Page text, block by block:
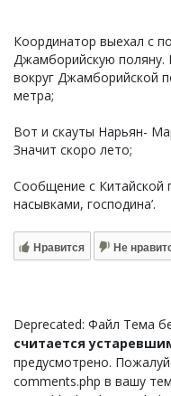
Координатор выехал с
Джамборийскую поляну.
вокруг Джамборийской
метра;
Вот и скауты Нарьян-
Значит скоро лето;
Сообщение с Китайской
насывками, господина’.
Нравится Не
Deprecated: Файл Тема
считается
предусмотрено.
comments.php в вашу